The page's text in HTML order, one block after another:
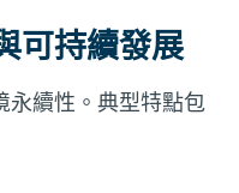
可持續發展
永續性。典型特點包